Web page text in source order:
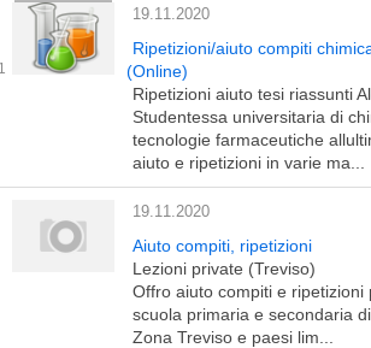
19.11.2020
Ripetizioni/aiuto compiti
(Online)
Ripetizioni aiuto tesi riassunti
Studentessa universitaria di
tecnologie farmaceutiche
aiuto e ripetizioni in varie ma...
19.11.2020
Aiuto compiti, ripetizioni
Lezioni private (Treviso)
Offro aiuto compiti e ripetizioni
scuola primaria e secondaria
Zona Treviso e paesi lim...